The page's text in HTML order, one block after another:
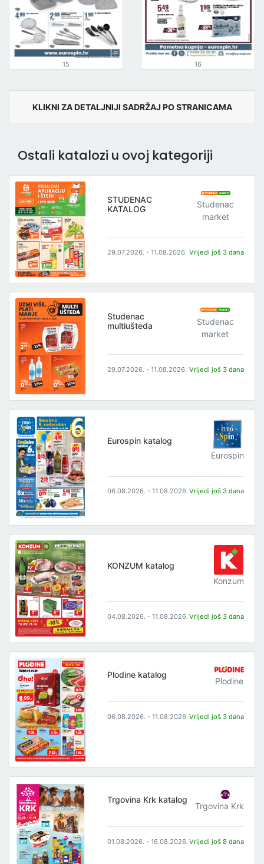
15 16
KLIKNI ZA DETALJNIJI SADRŽAJ PO STRANICAMA
Ostali katalozi u ovoj kategoriji
STUDENAC
KATALOG
Studenac
market
29.07.2026. - 11.08.2026. Vrijedi još 3 dana
Studenac
multiušteda
Studenac
market
29.07.2026. - 11.08.2026. Vrijedi još 3 dana
Eurospin katalog
Eurospin
06.08.2026. - 11.08.2026. Vrijedi još 3 dana
KONZUM katalog
Konzum
04.08.2026. - 11.08.2026. Vrijedi još 3 dana
Plodine katalog
Plodine
06.08.2026. - 11.08.2026. Vrijedi još 3 dana
Trgovina Krk katalog
Trgovina Krk
01.08.2026. - 16.08.2026. Vrijedi još 8 dana